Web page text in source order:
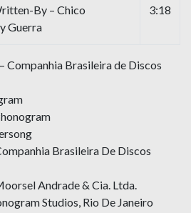
By – Chico
Guerra
3:18
Companhia Brasileira de Discos
Brasileira De Discos
Andrade & Cia. Ltda.
Studios, Rio De Janeiro